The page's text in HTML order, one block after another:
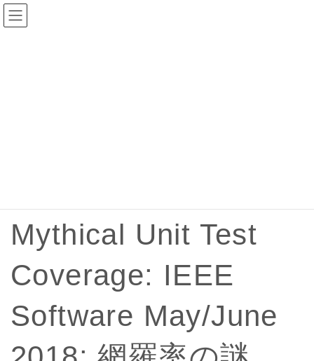
コ
ン
テ
ナ
ビ
ゲ
Mythical Unit Test
Coverage: IEEE
Software May/June